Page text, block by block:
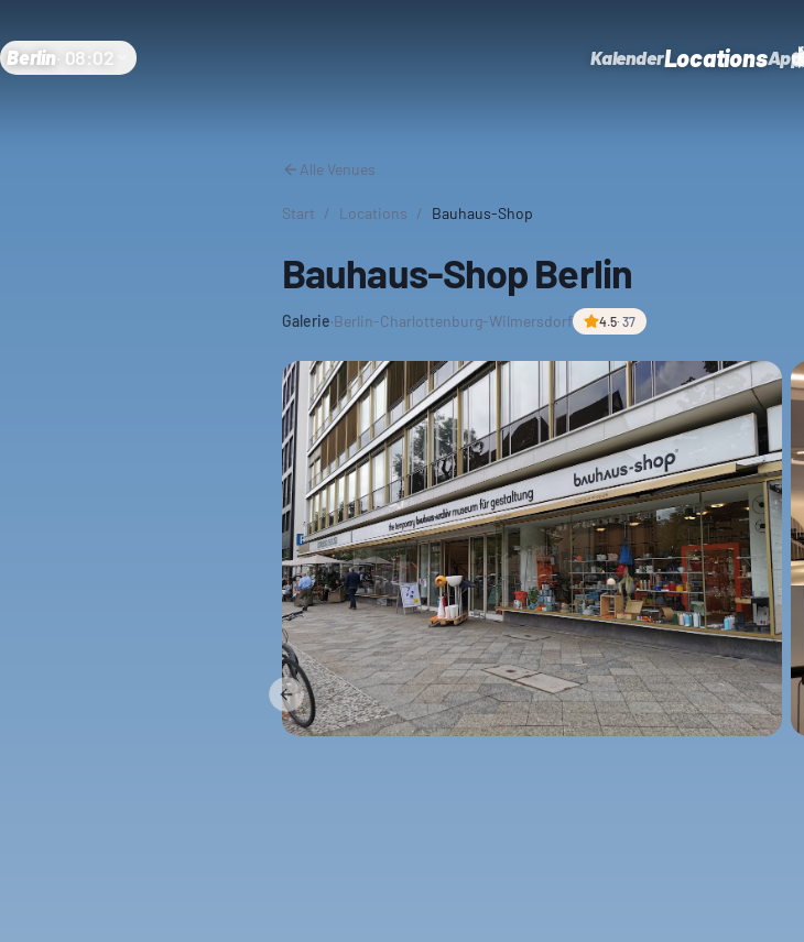
Berlin 08:02 KalenderLocationsApp
Alle Venues
Start / Locations / Bauhaus-Shop
Bauhaus-Shop Berlin
Galerie·Berlin-Charlottenburg-Wilmersdorf 4.5· 37
Previous slide